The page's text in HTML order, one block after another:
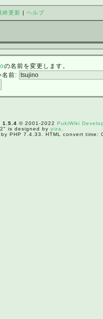
終更新 | ヘルプ
の名前を変更します。
名前:
1.5.4 © 2001-2022PukiWiki
is designed byyiza
by PHP 7.4.33. HTML convert time: